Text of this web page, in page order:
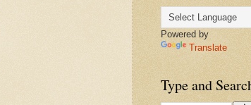
Powered by
Translate
Type and